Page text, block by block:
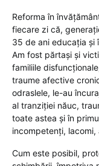
Reforma în
fiecare zi că,
35 de ani educația și
Am fost părtași și
familiile
traume afective
odraslele, le-au
al tranziției năuc,
toate astea și în
incompetenți, lacomi,
Cum este posibil,